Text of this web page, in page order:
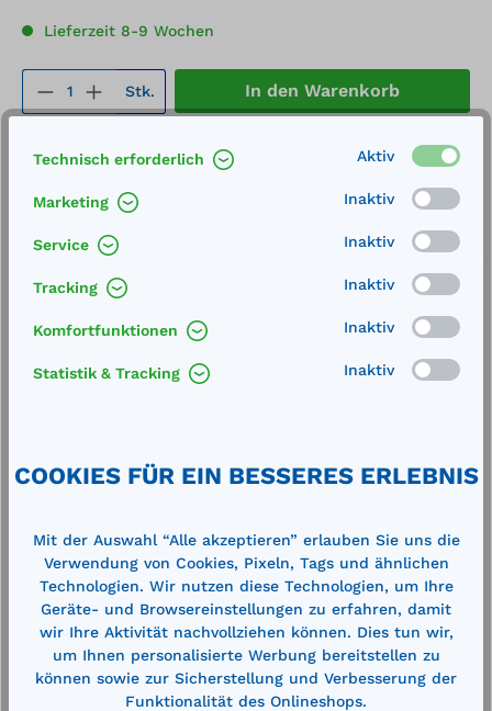
Lieferzeit 8-9 Wochen
Produkt Anzahl: Gib den
Stk. In den Warenkorb
Artikel-Nummer:
Service
Lieferung frei Haus
Zertifizierte Qualität
Beschreibung
Auffangvolumen: 15 l Belastung: 150 kg Gewicht:
18 kg zugelassen zur Lagerung wassergef…Mehr
Technische Daten
Technisch erforderlich Aktiv
Marketing Inaktiv
Service Inaktiv
Tracking Inaktiv
Komfortfunktionen Inaktiv
Statistik & Tracking Inaktiv
COOKIES FÜR EIN BESSERES ERLEBNIS
Mit der Auswahl “Alle akzeptieren” erlauben Sie uns die
Verwendung von Cookies, Pixeln, Tags und ähnlichen
Technologien. Wir nutzen diese Technologien, um Ihre
Geräte- und Browsereinstellungen zu erfahren, damit
wir Ihre Aktivität nachvollziehen können. Dies tun wir,
um Ihnen personalisierte Werbung bereitstellen zu
können sowie zur Sicherstellung und Verbesserung der
Funktionalität des Onlineshops.